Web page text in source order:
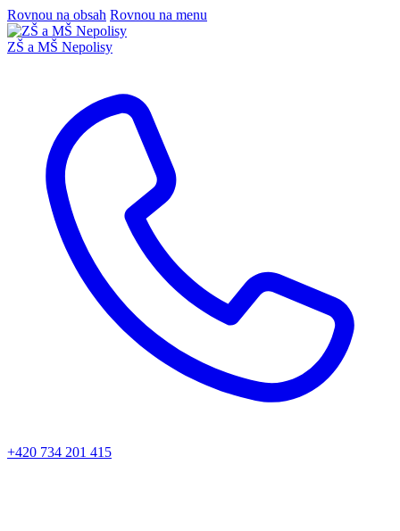
Rovnou na obsah Rovnou na menu
ZŠ a MŠ Nepolisy
+420 734 201 415